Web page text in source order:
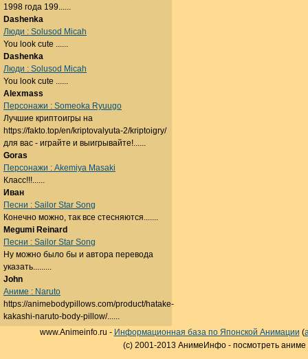
1998 года 199......
Dashenka
Люди : Solusod Micah
You look cute ......
Dashenka
Люди : Solusod Micah
You look cute ......
Alexmass
Персонажи : Someoka Ryuugo
Лучшие криптоигры на
https://fakto.top/en/kriptovalyuta-2/kriptoigry/
для вас - играйте и выигрывайте!......
Goras
Персонажи : Akemiya Masaki
Класс!!!......
Иван
Песни : Sailor Star Song
Конечно можно, так все стесняются.......
Megumi Reinard
Песни : Sailor Star Song
Ну можно было бы и автора перевода
указать.........
John
Аниме : Naruto
https://animebodypillows.com/product/hatake-
kakashi-naruto-body-pillow/......
www.Animeinfo.ru - Информационная база по Японской Анимации (
(c) 2001-2013 АнимеИнфо - посмотреть аниме